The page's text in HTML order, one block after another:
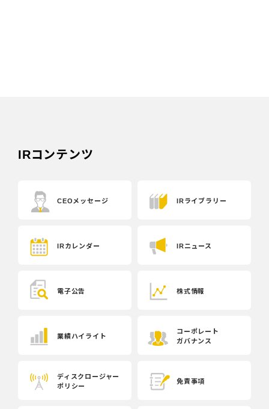
IRコンテンツ
CEOメッセージ IRライブラリー
IRカレンダー IRニュース
電子公告 株式情報
業績ハイライト
コーポレート
ガバナンス
ディスクロージャー
ポリシー
免責事項